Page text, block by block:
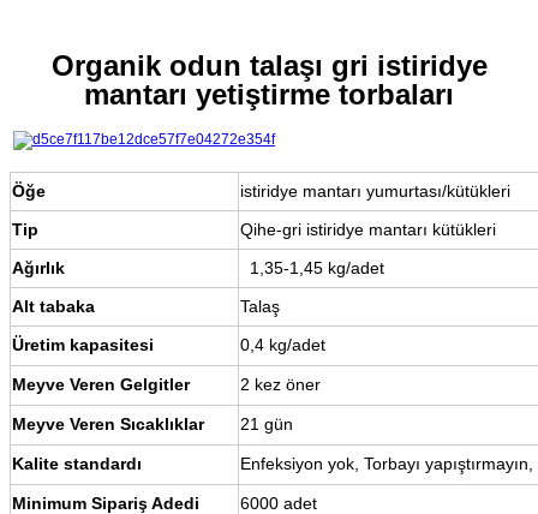
Organik odun talaşı gri istiridye
mantarı yetiştirme torbaları
Öğe
istiridye mantarı yumurtası/kütükleri
Tip
Qihe-gri istiridye mantarı kütükleri
Ağırlık
1,35-1,45 kg/adet
Alt tabaka
Talaş
Üretim kapasitesi
0,4 kg/adet
Meyve Veren Gelgitler 2 kez öner
Meyve Veren Sıcaklıklar 21 gün
Kalite standardı Enfeksiyon yok, Torbayı
Minimum Sipariş Adedi 6000 adet